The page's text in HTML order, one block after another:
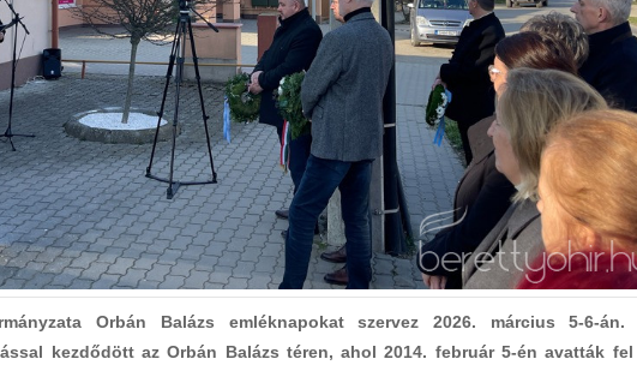
Orbán Balázs emléknapokat szervez 2026. március 5-6-án.
kezdődött az Orbán Balázs téren, ahol 2014. február 5-én avatták